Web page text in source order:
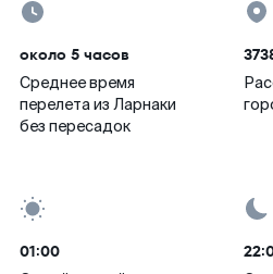
около 5 часов
Среднее время
перелета из Ларнаки
без пересадок
01:00